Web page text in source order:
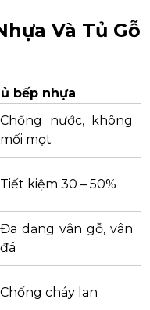
Và Tủ Gỗ
bếp nhựa
Chống nước, không
mối mọt
Tiết kiệm 30 – 50%
Đa dạng vân gỗ, vân
đá
Chống cháy lan